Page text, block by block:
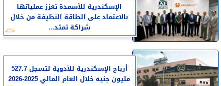
الإسكندرية للأسمدة تعزز عملياتها
بالاعتماد على الطاقة النظيفة من خلال
شراكة تمتد...
أرباح الإسكندرية للأدوية لتسجل 527.7
مليون جنيه خلال العام المالي 2025-2026